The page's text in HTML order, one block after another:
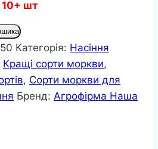
10+ шт
Категорія: Насіння
Кращі сорти моркви,
, Сорти моркви для
Бренд: Агрофірма Наша